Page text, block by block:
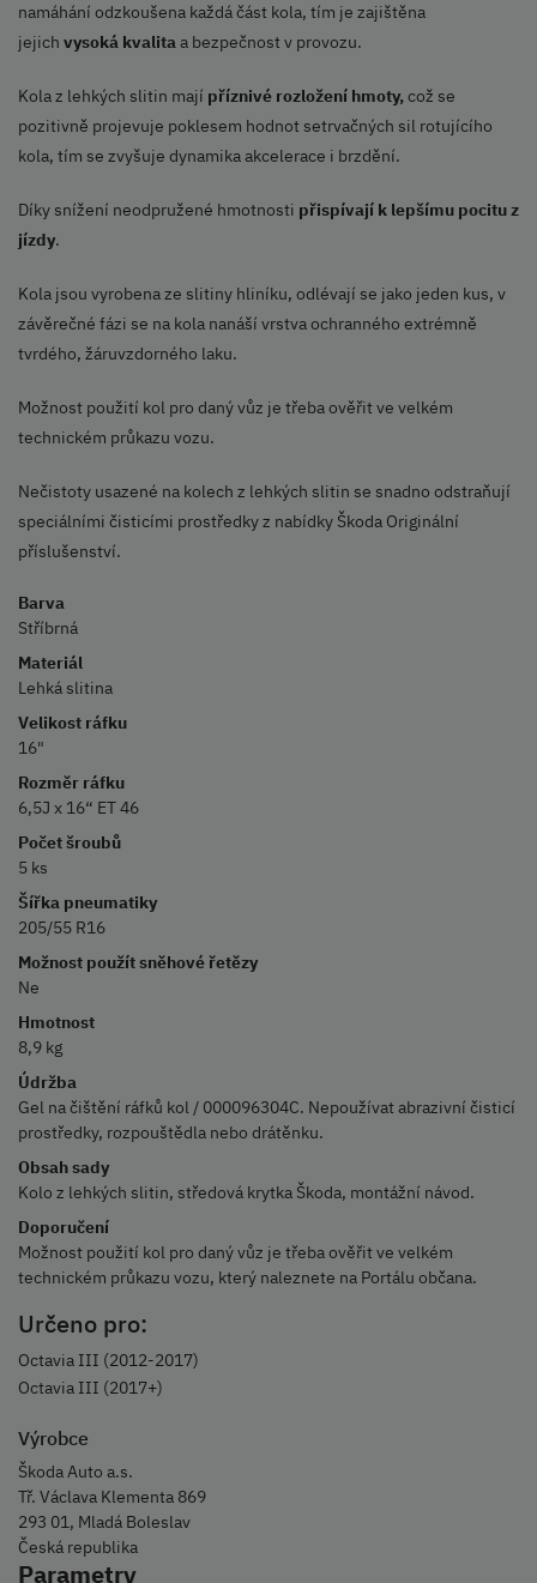
namáhání odzkoušena každá část kola, tím je zajištěna
jejich vysoká kvalitaa bezpečnost v provozu.
Kola z lehkých slitin mají příznivé rozložení hmoty,což se
pozitivně projevuje poklesem hodnot setrvačných sil rotujícího
kola, tím se zvyšuje dynamika akcelerace i brzdění.
Díky snížení neodpružené hmotnosti přispívají k lepšímu pocitu z
jízdy.
Kola jsou vyrobena ze slitiny hliníku, odlévají se jako jeden kus, v
závěrečné fázi se na kola nanáší vrstva ochranného extrémně
tvrdého, žáruvzdorného laku.
Možnost použití kol pro daný vůz je třeba ověřit ve velkém
technickém průkazu vozu.
Nečistoty usazené na kolech z lehkých slitin se snadno odstraňují
speciálními čisticími prostředky z nabídky Škoda Originální
příslušenství.
Barva
Stříbrná
Materiál
Lehká slitina
Velikost ráfku
16"
Rozměr ráfku
6,5J x 16“ ET 46
Počet šroubů
5 ks
Šířka pneumatiky
205/55 R16
Možnost použít sněhové řetězy
Ne
Hmotnost
8,9 kg
Údržba
Gel na čištění ráfků kol / 000096304C. Nepoužívat abrazivní čisticí
prostředky, rozpouštědla nebo drátěnku.
Obsah sady
Kolo z lehkých slitin, středová krytka Škoda, montážní návod.
Doporučení
Možnost použití kol pro daný vůz je třeba ověřit ve velkém
technickém průkazu vozu, který naleznete na Portálu občana.
Určeno pro:
Octavia III (2012-2017)
Octavia III (2017+)
Výrobce
Škoda Auto a.s.
Tř. Václava Klementa 869
293 01, Mladá Boleslav
Česká republika
Parametry